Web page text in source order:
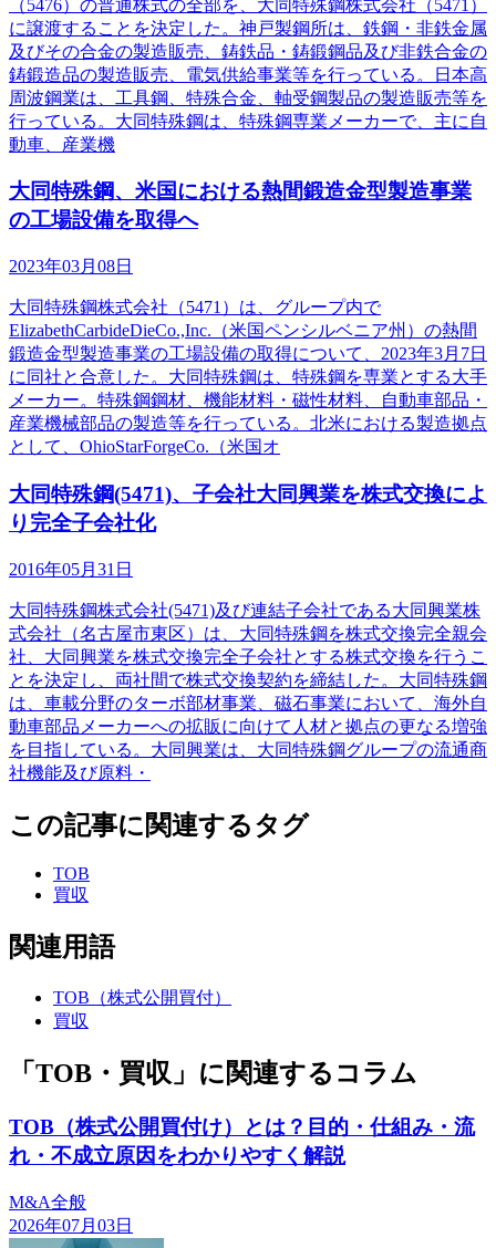
（5476）の普通株式の全部を、大同特殊鋼株式会社（5471）
に譲渡することを決定した。神戸製鋼所は、鉄鋼・非鉄金属
及びその合金の製造販売、鋳鉄品・鋳鍛鋼品及び非鉄合金の
鋳鍛造品の製造販売、電気供給事業等を行っている。日本高
周波鋼業は、工具鋼、特殊合金、軸受鋼製品の製造販売等を
行っている。大同特殊鋼は、特殊鋼専業メーカーで、主に自
動車、産業機
大同特殊鋼、米国における熱間鍛造金型製造事業
の工場設備を取得へ
2023年03月08日
大同特殊鋼株式会社（5471）は、グループ内で
ElizabethCarbideDieCo.,Inc.（米国ペンシルベニア州）の熱間
鍛造金型製造事業の工場設備の取得について、2023年3月7日
に同社と合意した。大同特殊鋼は、特殊鋼を専業とする大手
メーカー。特殊鋼鋼材、機能材料・磁性材料、自動車部品・
産業機械部品の製造等を行っている。北米における製造拠点
として、OhioStarForgeCo.（米国オ
大同特殊鋼(5471)、子会社大同興業を株式交換によ
り完全子会社化
2016年05月31日
大同特殊鋼株式会社(5471)及び連結子会社である大同興業株
式会社（名古屋市東区）は、大同特殊鋼を株式交換完全親会
社、大同興業を株式交換完全子会社とする株式交換を行うこ
とを決定し、両社間で株式交換契約を締結した。大同特殊鋼
は、車載分野のターボ部材事業、磁石事業において、海外自
動車部品メーカーへの拡販に向けて人材と拠点の更なる増強
を目指している。大同興業は、大同特殊鋼グループの流通商
社機能及び原料・
この記事に関連するタグ
TOB
買収
関連用語
TOB（株式公開買付）
買収
「TOB・買収」に関連するコラム
TOB（株式公開買付け）とは？目的・仕組み・流
れ・不成立原因をわかりやすく解説
M&A全般
2026年07月03日